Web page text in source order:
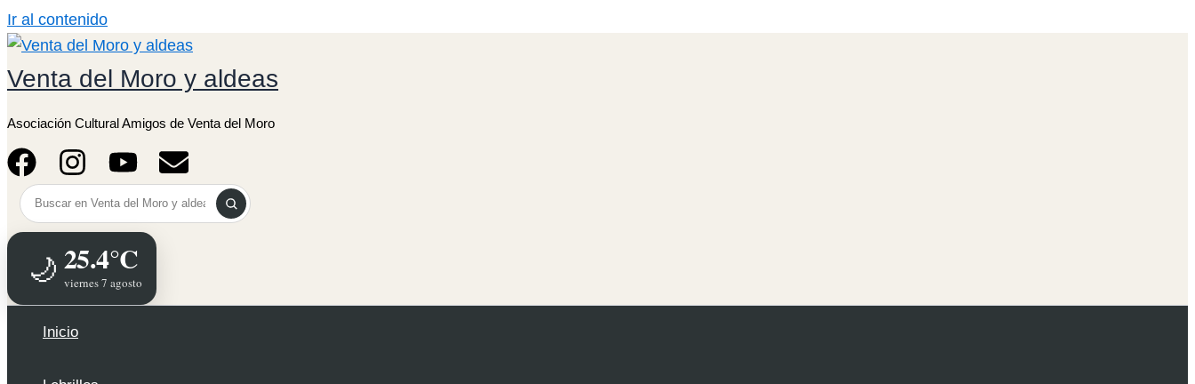
Ir al contenido
Venta del Moro y aldeas
Asociación Cultural Amigos de Venta del Moro
🌙 25.4°C
viernes 7 agosto
Inicio